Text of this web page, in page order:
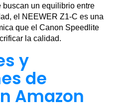
buscan un equilibrio entre
el NEEWER Z1-C es una
que el Canon Speedlite
la calidad.
y
de
Amazon